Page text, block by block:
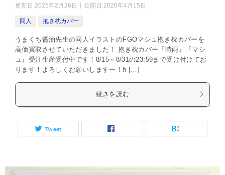
更新日:2025年2月26日 公開日:2020年4月15日
同人 抱き枕カバー
うまくち醤油先生の同人イラストのFGOマシュ抱き枕カバーを
高価買取させていただきました！ 抱き枕カバー『時雨』『マシ
ュ』受注生産受付中です！8/15～8/31の23:59まで受け付けてお
ります！よろしくお願いしますー！h […]
続きを読む
Tweet